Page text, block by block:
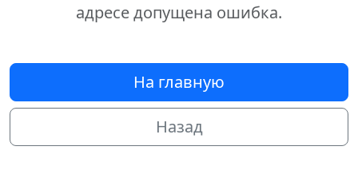
адресе допущена ошибка.
На главную
Назад